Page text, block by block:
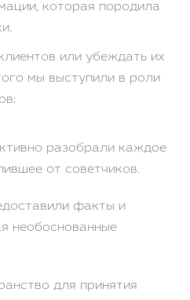
которая породила
или убеждать их
мы выступили в роли
разобрали каждое
от советчиков.
факты и
необоснованные
для принятия